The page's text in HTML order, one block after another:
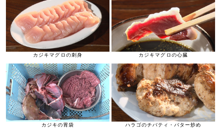
カジキマグロの刺身 カジキマグロの心臓
カジキの胃袋 ハラゴのチバティ・バター炒め